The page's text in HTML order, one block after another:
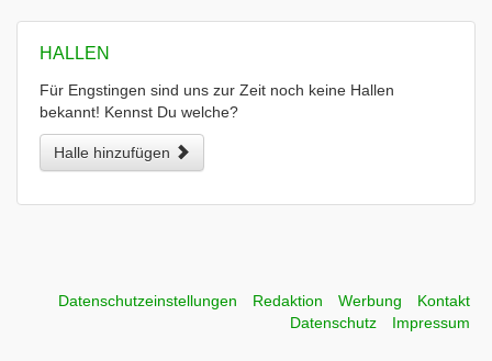
HALLEN
Für Engstingen sind uns zur Zeit noch keine Hallen
bekannt! Kennst Du welche?
Halle hinzufügen
Datenschutzeinstellungen Redaktion Werbung
Kontakt
Datenschutz
Impressum